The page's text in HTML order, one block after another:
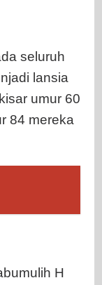
seluruh
lansia
umur 60
84 mereka
H